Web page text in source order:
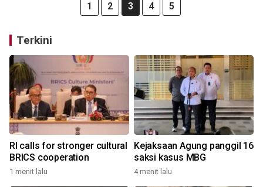
1 2 3 4 5
Terkini
RI calls for stronger cultural
BRICS cooperation
1 menit lalu
Kejaksaan Agung panggil 16
saksi kasus MBG
4 menit lalu